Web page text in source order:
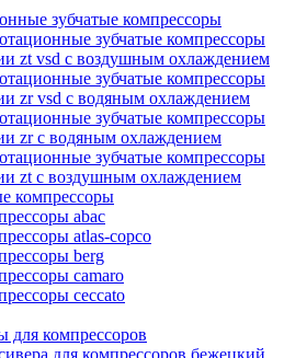
зубчатые компрессоры
зубчатые компрессоры
zt vsd с воздушным охлаждением
зубчатые компрессоры
zr vsd с водяным охлаждением
зубчатые компрессоры
zr с водяным охлаждением
зубчатые компрессоры
zt с воздушным охлаждением
компрессоры
abac
atlas-copco
berg
camaro
ceccato
для компрессоров
для компрессоров бежецкий